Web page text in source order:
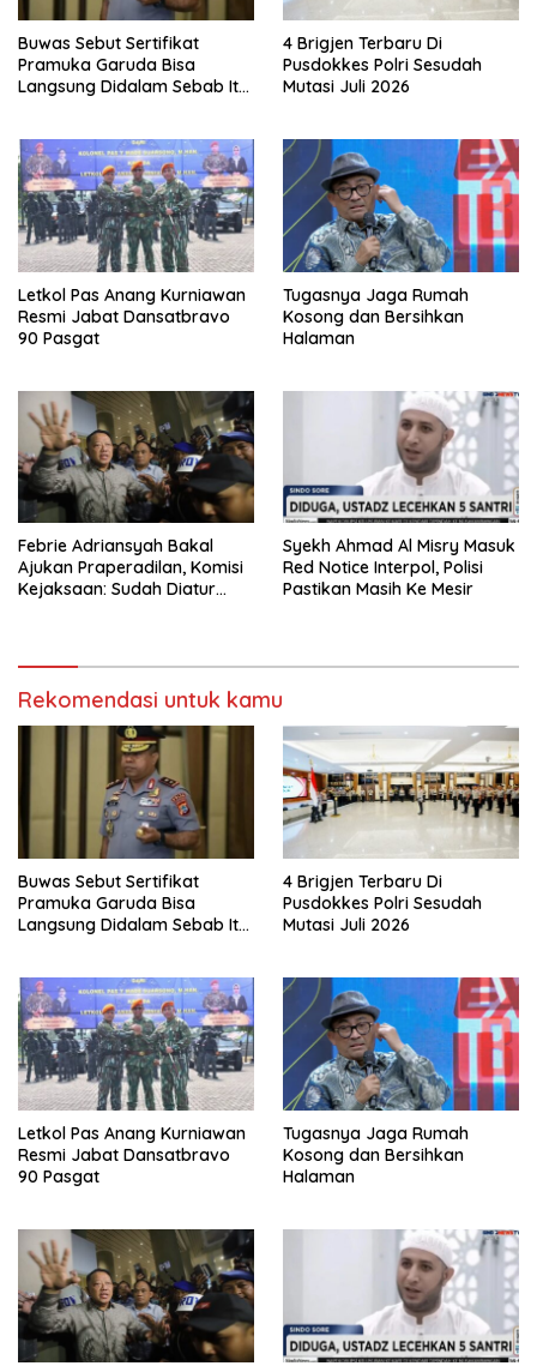
Buwas Sebut Sertifikat
Pramuka Garuda Bisa
Langsung Didalam Sebab Itu
4 Brigjen Terbaru Di
Pusdokkes Polri Sesudah
Mutasi Juli 2026
Letkol Pas Anang Kurniawan
Resmi Jabat Dansatbravo
90 Pasgat
Tugasnya Jaga Rumah
Kosong dan Bersihkan
Halaman
Febrie Adriansyah Bakal
Ajukan Praperadilan, Komisi
Kejaksaan: Sudah Diatur
Syekh Ahmad Al Misry Masuk
Red Notice Interpol, Polisi
Pastikan Masih Ke Mesir
Rekomendasi untuk kamu
Buwas Sebut Sertifikat
Pramuka Garuda Bisa
Langsung Didalam Sebab Itu
4 Brigjen Terbaru Di
Pusdokkes Polri Sesudah
Mutasi Juli 2026
Letkol Pas Anang Kurniawan
Resmi Jabat Dansatbravo
90 Pasgat
Tugasnya Jaga Rumah
Kosong dan Bersihkan
Halaman